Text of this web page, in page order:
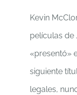
Kevin
películas de
«presentó»
siguiente
legales,